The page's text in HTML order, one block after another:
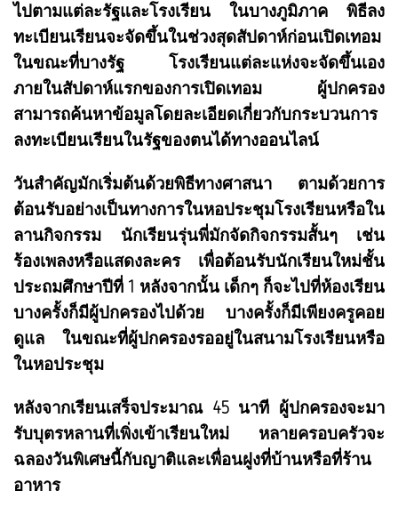
ไปตามแต่ละรัฐและโรงเรียน ในบางภูมิภาค พิธีลง
ทะเบียนเรียนจะจัดขึ้นในช่วงสุดสัปดาห์ก่อนเปิดเทอม
ในขณะที่บางรัฐ โรงเรียนแต่ละแห่งจะจัดขึ้นเอง
ภายในสัปดาห์แรกของการเปิดเทอม ผู้ปกครอง
สามารถค้นหาข้อมูลโดยละเอียดเกี่ยวกับกระบวนการ
ลงทะเบียนเรียนในรัฐของตนได้ทางออนไลน์
วันสำคัญมักเริ่มต้นด้วยพิธีทางศาสนา ตามด้วยการ
ต้อนรับอย่างเป็นทางการในหอประชุมโรงเรียนหรือใน
ลานกิจกรรม นักเรียนรุ่นพี่มักจัดกิจกรรมสั้นๆ เช่น
ร้องเพลงหรือแสดงละคร เพื่อต้อนรับนักเรียนใหม่ชั้น
ประถมศึกษาปีที่ 1 หลังจากนั้น เด็กๆ ก็จะไปที่ห้องเรียน
บางครั้งก็มีผู้ปกครองไปด้วย บางครั้งก็มีเพียงครูคอย
ดูแล ในขณะที่ผู้ปกครองรออยู่ในสนามโรงเรียนหรือ
ในหอประชุม
หลังจากเรียนเสร็จประมาณ 45 นาที ผู้ปกครองจะมา
รับบุตรหลานที่เพิ่งเข้าเรียนใหม่ หลายครอบครัวจะ
ฉลองวันพิเศษนี้กับญาติและเพื่อนฝูงที่บ้านหรือที่ร้าน
อาหาร